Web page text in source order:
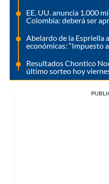
EE. UU. anuncia 1.000
Colombia: deberá ser
Abelardo de la Espriella
económicas: “Impuesto
Resultados Chontico
último sorteo hoy